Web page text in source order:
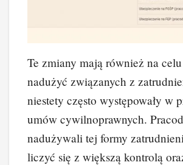
Te zmiany mają również na
nadużyć związanych z
niestety często występowały w
umów cywilnoprawnych.
nadużywali tej formy
liczyć się z większą kontrolą